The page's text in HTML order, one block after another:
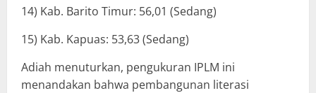
14) Kab. Barito Timur: 56,01 (Sedang)
15) Kab. Kapuas: 53,63 (Sedang)
Adiah menuturkan, pengukuran IPLM ini
menandakan bahwa pembangunan literasi